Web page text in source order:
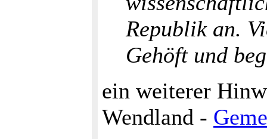
Republik an.
Gehöft und
ein weiterer
Wendland -